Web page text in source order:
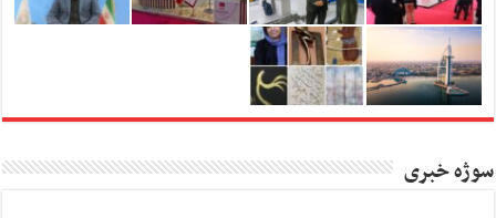
سوژه خبری